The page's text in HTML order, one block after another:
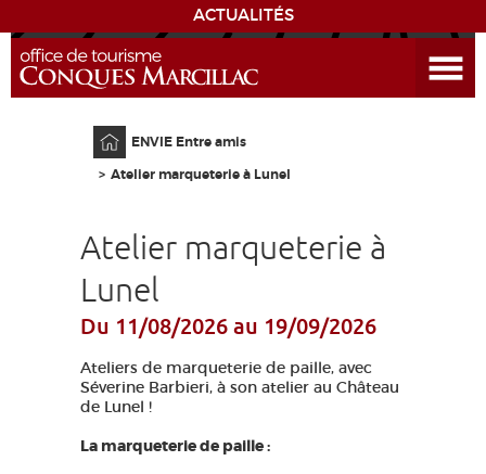
ACTUALITÉS
ENVIEDE...
DÉCOUVRIR LA DESTINATION
SÉJOURNER
AGENDA
ENVIE Entre amis
Atelier marqueterie à Lunel
Atelier marqueterie à
Lunel
Du 11/08/2026au 19/09/2026
Ateliers de marqueterie de paille, avec
Séverine Barbieri, à son atelier au Château
de Lunel !
La marqueterie de paille :